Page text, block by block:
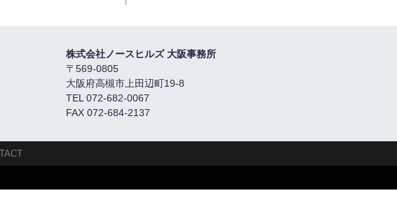
株式会社ノースヒルズ 大阪事務所
〒569-0805
大阪府高槻市上田辺町19-8
TEL 072-682-0067
FAX 072-684-2137